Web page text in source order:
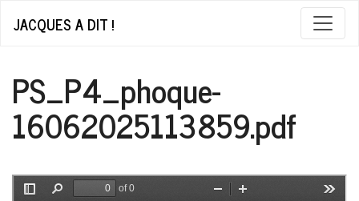
JACQUES A DIT !
PS_P4_phoque-
16062025113859.pdf